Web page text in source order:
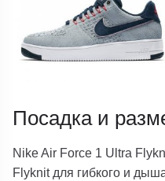
Посадка и
Nike Air Force 1 Ultra
Flyknit для гибкого и